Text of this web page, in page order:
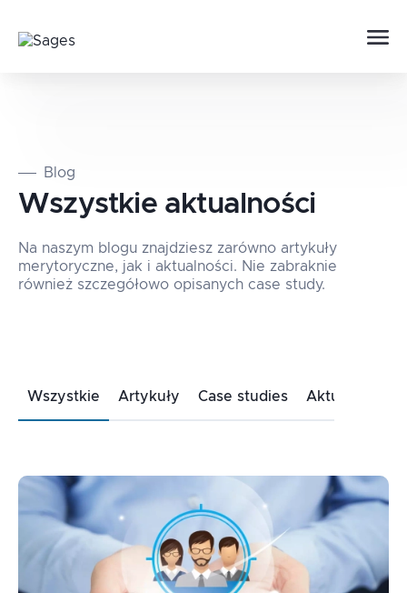
Blog
Wszystkie aktualności
Na naszym blogu znajdziesz zarówno artykuły
merytoryczne, jak i aktualności. Nie zabraknie
również szczegółowo opisanych case study.
Wszystkie Artykuły Case studies Aktualności